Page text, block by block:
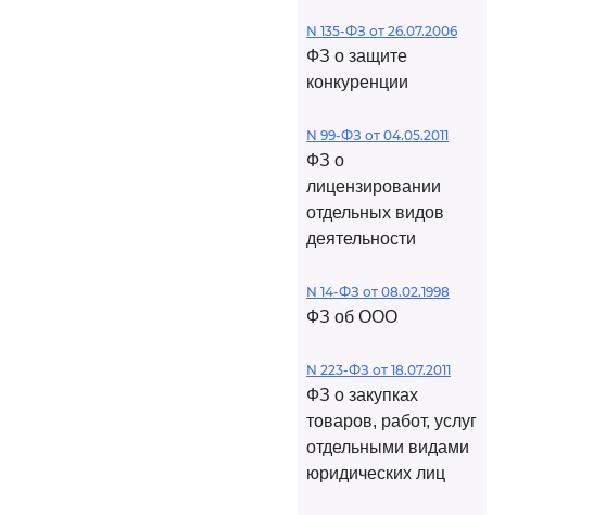
N 135-ФЗ от 26.07.2006
ФЗ о защите
конкуренции
N 99-ФЗ от 04.05.2011
ФЗ о
лицензировании
отдельных видов
деятельности
N 14-ФЗ от 08.02.1998
ФЗ об ООО
N 223-ФЗ от 18.07.2011
ФЗ о закупках
товаров, работ, услуг
отдельными видами
юридических лиц